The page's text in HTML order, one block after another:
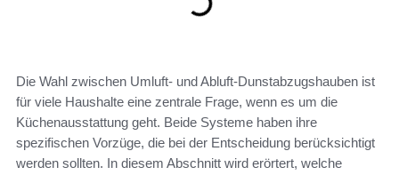
Die Wahl zwischen Umluft- und Abluft-Dunstabzugshauben ist
für viele Haushalte eine zentrale Frage, wenn es um die
Küchenausstattung geht. Beide Systeme haben ihre
spezifischen Vorzüge, die bei der Entscheidung berücksichtigt
werden sollten. In diesem Abschnitt wird erörtert, welche